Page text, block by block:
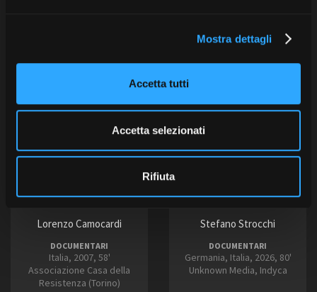
Mostra dettagli
Accetta tutti
Accetta selezionati
Rifiuta
ritrovata
Lorenzo Camocardi
DOCUMENTARI
Italia, 2007, 58'
Associazione Casa della
Resistenza (Torino)
d’arte
Stefano Strocchi
DOCUMENTARI
Germania, Italia, 2026, 80'
Unknown Media, Indyca